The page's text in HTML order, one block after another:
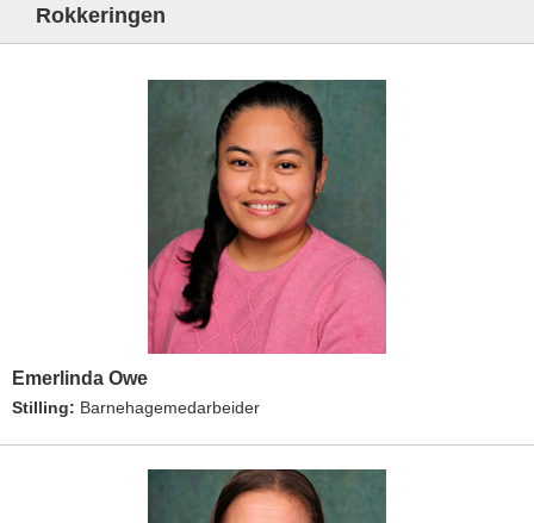
Rokkeringen
Emerlinda Owe
Stilling: Barnehagemedarbeider